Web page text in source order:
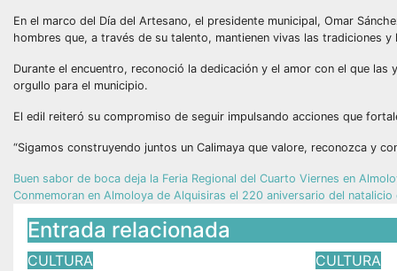
En el marco del Día del Artesano, el presidente municipal, Omar
hombres que, a través de su talento, mantienen vivas las tradiciones y
Durante el encuentro, reconoció la dedicación y el amor con el que
orgullo para el municipio.
El edil reiteró su compromiso de seguir impulsando acciones que
“Sigamos construyendo juntos un Calimaya que valore, reconozca y
Buen sabor de boca deja la Feria Regional del Cuarto Viernes en
Conmemoran en Almoloya de Alquisiras el 220 aniversario del natalicio
Entrada relacionada
CULTURA CULTURA